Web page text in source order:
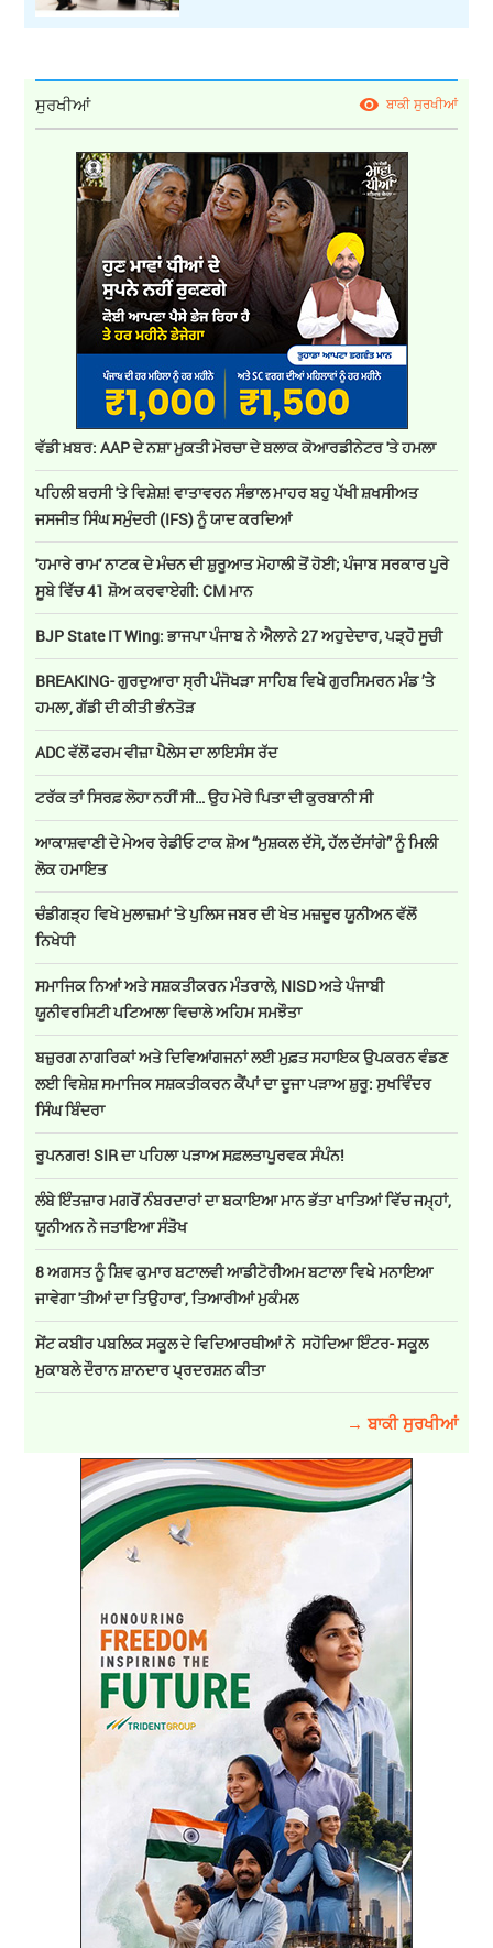
ਸੁਰਖੀਆਂ ਬਾਕੀ ਸੁਰਖੀਆਂ
ਵੱਡੀ ਖ਼ਬਰ: AAP ਦੇ ਨਸ਼ਾ ਮੁਕਤੀ ਮੋਰਚਾ ਦੇ ਬਲਾਕ ਕੋਆਰਡੀਨੇਟਰ 'ਤੇ ਹਮਲਾ
ਪਹਿਲੀ ਬਰਸੀ 'ਤੇ ਵਿਸ਼ੇਸ਼! ਵਾਤਾਵਰਨ ਸੰਭਾਲ ਮਾਹਰ ਬਹੁ ਪੱਖੀ ਸ਼ਖਸੀਅਤ
ਜਸਜੀਤ ਸਿੰਘ ਸਮੁੰਦਰੀ (IFS) ਨੂੰ ਯਾਦ ਕਰਦਿਆਂ
'ਹਮਾਰੇ ਰਾਮ' ਨਾਟਕ ਦੇ ਮੰਚਨ ਦੀ ਸ਼ੁਰੂਆਤ ਮੋਹਾਲੀ ਤੋਂ ਹੋਈ; ਪੰਜਾਬ ਸਰਕਾਰ ਪੂਰੇ
ਸੂਬੇ ਵਿੱਚ 41 ਸ਼ੋਅ ਕਰਵਾਏਗੀ: CM ਮਾਨ
BJP State IT Wing: ਭਾਜਪਾ ਪੰਜਾਬ ਨੇ ਐਲਾਨੇ 27 ਅਹੁਦੇਦਾਰ, ਪੜ੍ਹੋ ਸੂਚੀ
BREAKING- ਗੁਰਦੁਆਰਾ ਸ੍ਰੀ ਪੰਜੋਖੜਾ ਸਾਹਿਬ ਵਿਖੇ ਗੁਰਸਿਮਰਨ ਮੰਡ ’ਤੇ
ਹਮਲਾ, ਗੱਡੀ ਦੀ ਕੀਤੀ ਭੰਨਤੋੜ
ADC ਵੱਲੋਂ ਫਰਮ ਵੀਜ਼ਾ ਪੈਲੇਸ ਦਾ ਲਾਇਸੰਸ ਰੱਦ
ਟਰੱਕ ਤਾਂ ਸਿਰਫ਼ ਲੋਹਾ ਨਹੀਂ ਸੀ… ਉਹ ਮੇਰੇ ਪਿਤਾ ਦੀ ਕੁਰਬਾਨੀ ਸੀ
ਆਕਾਸ਼ਵਾਣੀ ਦੇ ਮੇਅਰ ਰੇਡੀਓ ਟਾਕ ਸ਼ੋਅ “ਮੁਸ਼ਕਲ ਦੱਸੋ, ਹੱਲ ਦੱਸਾਂਗੇ” ਨੂੰ ਮਿਲੀ
ਲੋਕ ਹਮਾਇਤ
ਚੰਡੀਗੜ੍ਹ ਵਿਖੇ ਮੁਲਾਜ਼ਮਾਂ 'ਤੇ ਪੁਲਿਸ ਜਬਰ ਦੀ ਖੇਤ ਮਜ਼ਦੂਰ ਯੂਨੀਅਨ ਵੱਲੋਂ
ਨਿਖੇਧੀ
ਸਮਾਜਿਕ ਨਿਆਂ ਅਤੇ ਸਸ਼ਕਤੀਕਰਨ ਮੰਤਰਾਲੇ, NISD ਅਤੇ ਪੰਜਾਬੀ
ਯੂਨੀਵਰਸਿਟੀ ਪਟਿਆਲਾ ਵਿਚਾਲੇ ਅਹਿਮ ਸਮਝੌਤਾ
ਬਜ਼ੁਰਗ ਨਾਗਰਿਕਾਂ ਅਤੇ ਦਿਵਿਆਂਗਜਨਾਂ ਲਈ ਮੁਫ਼ਤ ਸਹਾਇਕ ਉਪਕਰਨ ਵੰਡਣ
ਲਈ ਵਿਸ਼ੇਸ਼ ਸਮਾਜਿਕ ਸਸ਼ਕਤੀਕਰਨ ਕੈਂਪਾਂ ਦਾ ਦੂਜਾ ਪੜਾਅ ਸ਼ੁਰੂ: ਸੁਖਵਿੰਦਰ
ਸਿੰਘ ਬਿੰਦਰਾ
ਰੂਪਨਗਰ! SIR ਦਾ ਪਹਿਲਾ ਪੜਾਅ ਸਫ਼ਲਤਾਪੂਰਵਕ ਸੰਪੰਨ!
ਲੰਬੇ ਇੰਤਜ਼ਾਰ ਮਗਰੋਂ ਨੰਬਰਦਾਰਾਂ ਦਾ ਬਕਾਇਆ ਮਾਨ ਭੱਤਾ ਖਾਤਿਆਂ ਵਿੱਚ ਜਮ੍ਹਾਂ,
ਯੂਨੀਅਨ ਨੇ ਜਤਾਇਆ ਸੰਤੋਖ
8 ਅਗਸਤ ਨੂੰ ਸ਼ਿਵ ਕੁਮਾਰ ਬਟਾਲਵੀ ਆਡੀਟੋਰੀਅਮ ਬਟਾਲਾ ਵਿਖੇ ਮਨਾਇਆ
ਜਾਵੇਗਾ 'ਤੀਆਂ ਦਾ ਤਿਉਹਾਰ', ਤਿਆਰੀਆਂ ਮੁਕੰਮਲ
ਸੇਂਟ ਕਬੀਰ ਪਬਲਿਕ ਸਕੂਲ ਦੇ ਵਿਦਿਆਰਥੀਆਂ ਨੇ ਸਹੋਦਿਆ ਇੰਟਰ- ਸਕੂਲ
ਮੁਕਾਬਲੇ ਦੌਰਾਨ ਸ਼ਾਨਦਾਰ ਪ੍ਰਦਰਸ਼ਨ ਕੀਤਾ
→ ਬਾਕੀ ਸੁਰਖੀਆਂ